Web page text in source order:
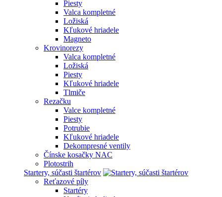
Piesty
Valca kompletné
Ložiská
Kľukové hriadele
Magneto
Krovinorezy
Valca kompletné
Ložiská
Piesty
Kľukové hriadele
Tlmiče
Rezačku
Valce kompletné
Piesty
Potrubie
Kľukové hriadele
Dekompresné ventily
Čínske kosačky NAC
Plotostrih
Startery, súčasti štartérov
Reťazové píly
Startéry